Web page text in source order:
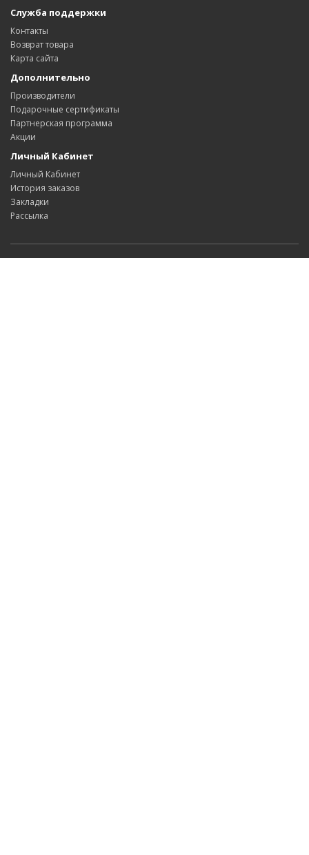
Служба поддержки
Контакты
Возврат товара
Карта сайта
Дополнительно
Производители
Подарочные сертификаты
Партнерская программа
Акции
Личный Кабинет
Личный Кабинет
История заказов
Закладки
Рассылка